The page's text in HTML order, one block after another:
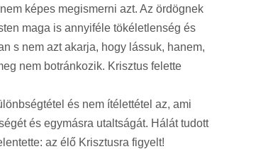
képes megismerni azt. Az ördögnek
maga is annyiféle tökéletlenség és
s nem azt akarja, hogy lássuk, hanem,
nem botránkozik. Krisztus felette
és nem ítélettétel az, ami
és egymásra utaltságát. Hálát tudott
az élő Krisztusra figyelt!